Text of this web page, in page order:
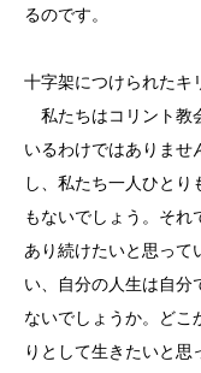
るのです。
十字架につけられたキ
私たちはコリント教
いるわけではありませ
し、私たち一人ひと
もないでしょう。それ
あり続けたいと思って
い、自分の人生は自分
ないでしょうか。どこ
りとして生きたいと思